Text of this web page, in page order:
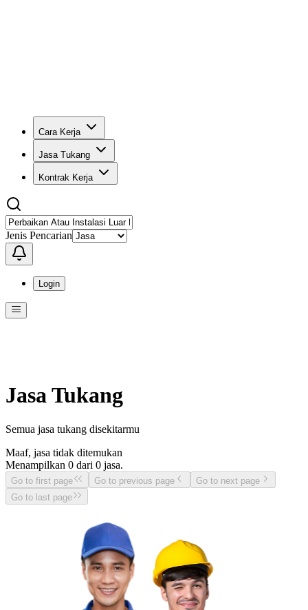
Cara Kerja
Jasa Tukang
Kontrak Kerja
Jenis Pencarian
Login
Jasa Tukang
Semua jasa tukang disekitarmu
Maaf, jasa tidak ditemukan
Menampilkan 0 dari 0 jasa.
Go to first page Go to previous page
Go to next page
Go to last page